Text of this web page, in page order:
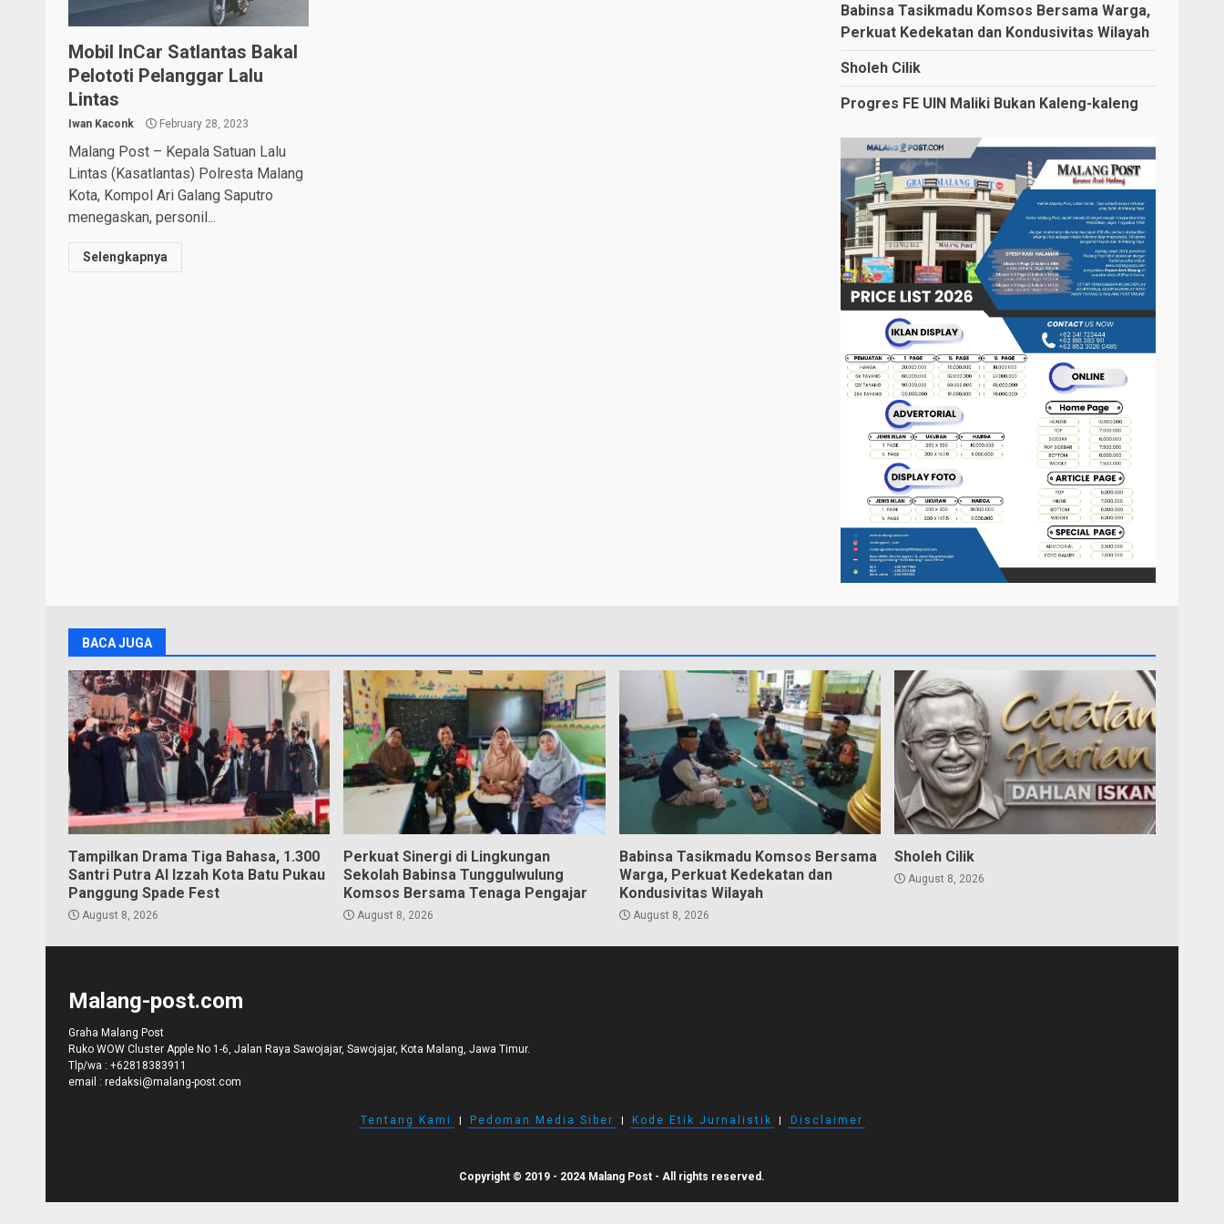
Mobil InCar Satlantas Bakal
Pelototi Pelanggar Lalu
Lintas
Iwan Kaconk February 28, 2023
Malang Post – Kepala Satuan Lalu
Lintas (Kasatlantas) Polresta Malang
Kota, Kompol Ari Galang Saputro
menegaskan, personil...
Selengkapnya
Babinsa Tasikmadu Komsos Bersama Warga,
Perkuat Kedekatan dan Kondusivitas Wilayah
Sholeh Cilik
Progres FE UIN Maliki Bukan Kaleng-kaleng
BACA JUGA
Tampilkan Drama Tiga Bahasa, 1.300
Santri Putra Al Izzah Kota Batu Pukau
Panggung Spade Fest
August 8, 2026
Perkuat Sinergi di Lingkungan
Sekolah Babinsa Tunggulwulung
Komsos Bersama Tenaga Pengajar
August 8, 2026
Babinsa Tasikmadu Komsos Bersama
Warga, Perkuat Kedekatan dan
Kondusivitas Wilayah
August 8, 2026
Sholeh Cilik
August 8, 2026
Malang-post.com
Graha Malang Post
Ruko WOW Cluster Apple No 1-6, Jalan Raya Sawojajar, Sawojajar, Kota Malang, Jawa Timur.
Tlp/wa : +62818383911
email : redaksi@malang-post.com
Tentang Kami I Pedoman Media Siber I Kode Etik Jurnalistik I Disclaimer
Copyright © 2019 - 2024 Malang Post - All rights reserved.